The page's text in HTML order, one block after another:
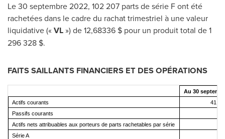
Le 30 septembre 2022, 102 207 parts de série F ont été
rachetées dans le cadre du rachat trimestriel à une valeur
liquidative («VL») de 12,68336 $ pour un produit total de 1
296 328 $.
FAITS SAILLANTS FINANCIERS ET DES OPÉRATIONS
Au 30
Actifs courants
41
Passifs courants
Actifs nets attribuables aux porteurs de parts rachetables par série
Série A